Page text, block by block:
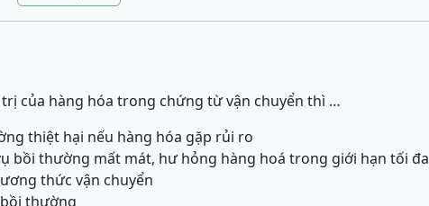
của hàng hóa trong chứng từ vận chuyển thì …
thiệt hại nếu hàng hóa gặp rủi ro
bồi thường mất mát, hư hỏng hàng hoá trong giới hạn tối đa
thức vận chuyển
bồi thường